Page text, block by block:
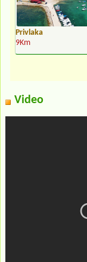
Privlaka
9Km
Video